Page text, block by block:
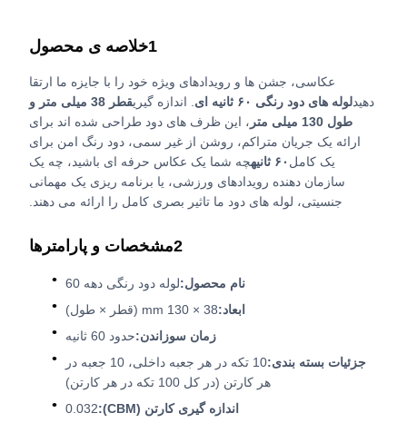
1خلاصه ی محصول
عکاسی، جشن ها و رویدادهای ویژه خود را با جایزه ما ارتقا
دهیدلوله های دود رنگی ۶۰ ثانیه ای . اندازه گیری
قطر 38 میلی متر و
طول 130 میلی متر
، این ظرف های دود طراحی شده اند برای
ارائه یک جریان متراکم، روشن از غیر سمی، دود رنگ امن برای
یک کامل ۶۰ ثانیه
چه شما یک عکاس حرفه ای باشید، چه یک
سازمان دهنده رویدادهای ورزشی، یا برنامه ریزی یک مهمانی
جنسیتی، لوله های دود ما تاثیر بصری کامل را ارائه می دهند.
2مشخصات و پارامترها
نام محصول:لوله دود رنگی دهه 60
ابعاد:38 × 130 mm (قطر × طول)
زمان سوزاندن:حدود 60 ثانیه
جزئیات بسته بندی:
10 تکه در هر جعبه داخلی، 10 جعبه در
هر کارتن (در کل 100 تکه در هر کارتن)
اندازه گیری کارتن (CBM):
0.032